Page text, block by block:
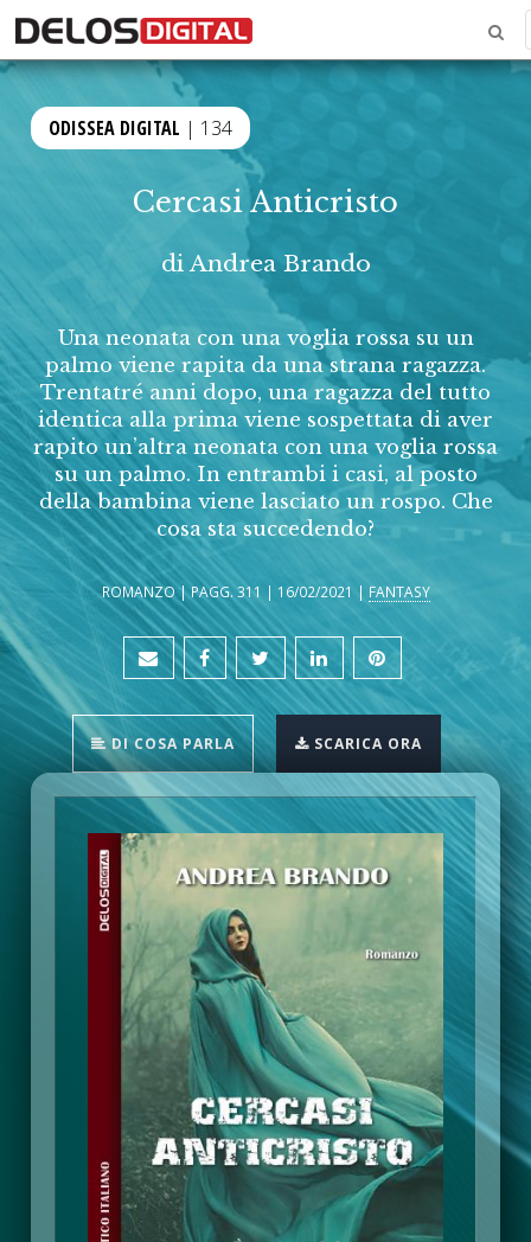
ODISSEA DIGITAL | 134
Cercasi Anticristo
diAndrea Brando
Una neonata con una voglia rossa su un
palmo viene rapita da una strana ragazza.
Trentatré anni dopo, una ragazza del tutto
identica alla prima viene sospettata di aver
rapito un’altra neonata con una voglia rossa
su un palmo. In entrambi i casi, al posto
della bambina viene lasciato un rospo. Che
cosa sta succedendo?
ROMANZO | PAGG. 311 | 16/02/2021 | FANTASY
DI COSA PARLA SCARICA ORA